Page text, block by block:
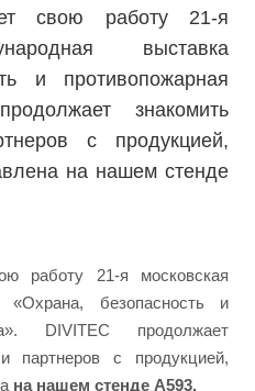
свою работу 21-я
выставка
и противопожарная
знакомить
с продукцией,
на нашем стенде
работу 21-я московская
«Охрана, безопасность и
DIVITEC продолжает
партнеров с продукцией,
на нашем стенде А593.